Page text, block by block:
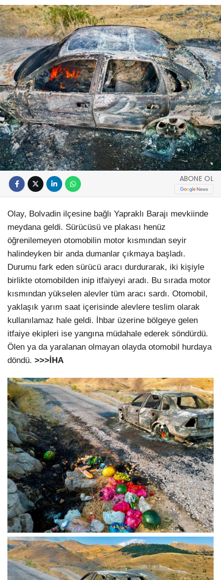
ABONE OL
Olay, Bolvadin ilçesine bağlı Yapraklı Barajı mevkiinde
meydana geldi. Sürücüsü ve plakası henüz
öğrenilemeyen otomobilin motor kısmından seyir
halindeyken bir anda dumanlar çıkmaya başladı.
Durumu fark eden sürücü aracı durdurarak, iki kişiyle
birlikte otomobilden inip itfaiyeyi aradı. Bu sırada motor
kısmından yükselen alevler tüm aracı sardı. Otomobil,
yaklaşık yarım saat içerisinde alevlere teslim olarak
kullanılamaz hale geldi. İhbar üzerine bölgeye gelen
itfaiye ekipleri ise yangına müdahale ederek söndürdü.
Ölen ya da yaralanan olmayan olayda otomobil hurdaya
döndü. >>>İHA